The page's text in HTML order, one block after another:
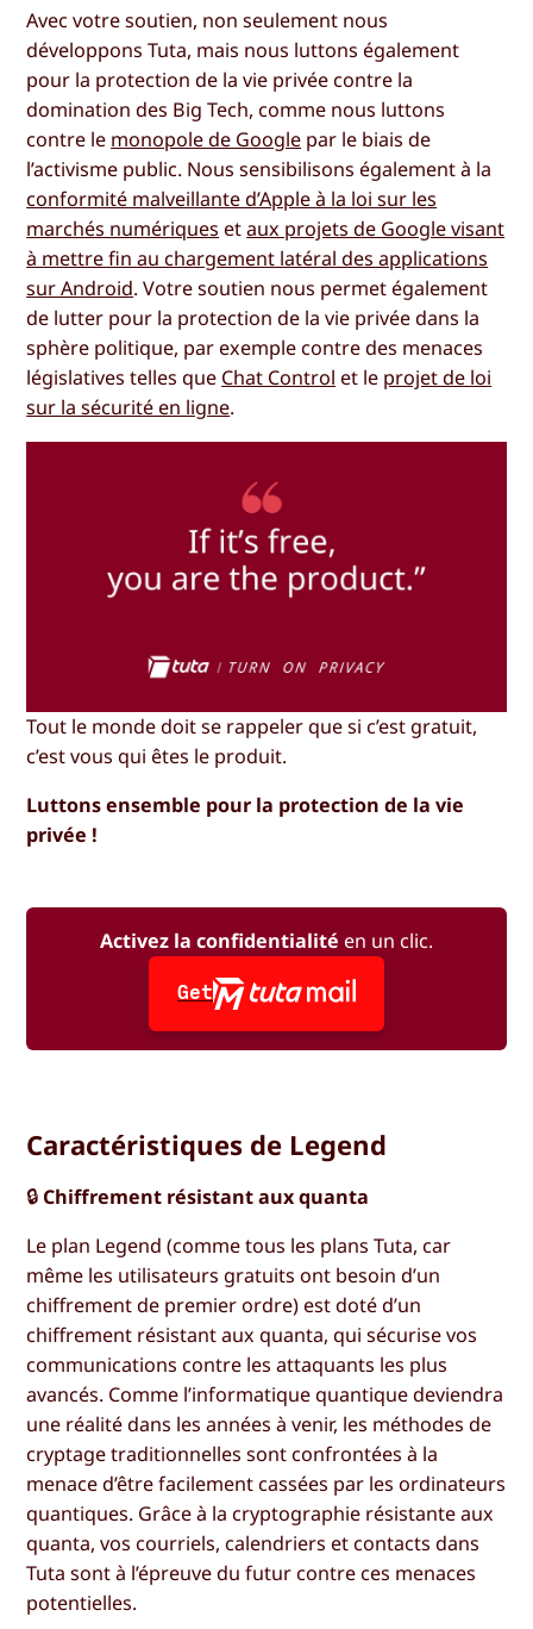
Avec votre soutien, non seulement nous
développons Tuta, mais nous luttons également
pour la protection de la vie privée contre la
domination des Big Tech, comme nous luttons
contre le monopole de Google par le biais de
l’activisme public. Nous sensibilisons également à la
conformité malveillante d’Apple à la loi sur les
marchés numériques etaux projets de Google visant
à mettre fin au chargement latéral des applications
sur Android. Votre soutien nous permet également
de lutter pour la protection de la vie privée dans la
sphère politique, par exemple contre des menaces
législatives telles que Chat Control et le projet de loi
sur la sécurité en ligne.
Tout le monde doit se rappeler que si c’est gratuit,
c’est vous qui êtes le produit.
Luttons ensemble pour la protection de la vie
privée !
Activez la confidentialité en un clic.
Get
Caractéristiques de Legend
🔒 Chiffrement résistant aux quanta
Le plan Legend (comme tous les plans Tuta, car
même les utilisateurs gratuits ont besoin d’un
chiffrement de premier ordre) est doté d’un
chiffrement résistant aux quanta, qui sécurise vos
communications contre les attaquants les plus
avancés. Comme l’informatique quantique deviendra
une réalité dans les années à venir, les méthodes de
cryptage traditionnelles sont confrontées à la
menace d’être facilement cassées par les ordinateurs
quantiques. Grâce à la cryptographie résistante aux
quanta, vos courriels, calendriers et contacts dans
Tuta sont à l’épreuve du futur contre ces menaces
potentielles.